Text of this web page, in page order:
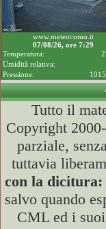
www.meteocomo.it
07/08/26, ore 7:29
Temperatura:
Umidità relativa:
Pressione:
Tutto il
Copyright
parziale,
tuttavia
con la
salvo quando
CML ed i